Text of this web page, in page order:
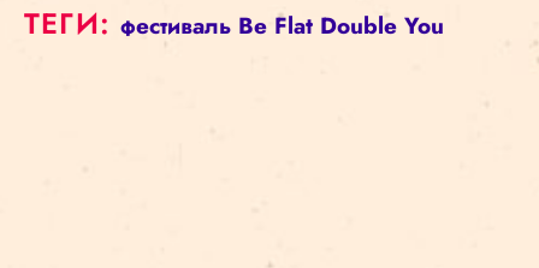
ТЕГИ:фестиваль Be Flat Double You